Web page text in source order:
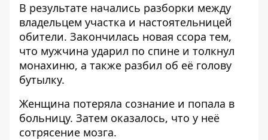
В результате начались разборки между
владельцем участка и настоятельницей
обители. Закончилась новая ссора тем,
что мужчина ударил по спине и толкнул
монахиню, а также разбил об её голову
бутылку.
Женщина потеряла сознание и попала в
больницу. Затем оказалось, что у неё
сотрясение мозга.